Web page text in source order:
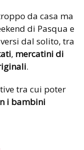
da casa ma
di Pasqua e
dal solito, tra
, mercatini di
.
tra cui poter
i bambini